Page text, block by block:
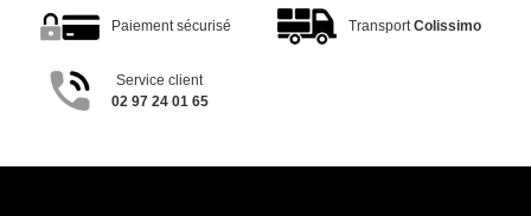
Paiement sécurisé TransportColissimo
Service client
02 97 24 01 65